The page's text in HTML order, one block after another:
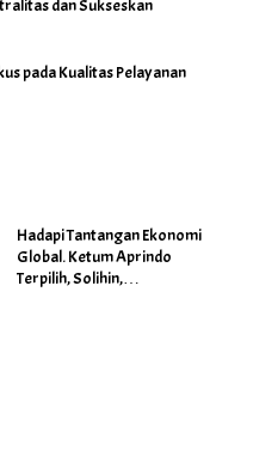
dan Sukseskan
pada Kualitas Pelayanan
Hadapi Tantangan Ekonomi
Global. Ketum Aprindo
Terpilih, Solihin,